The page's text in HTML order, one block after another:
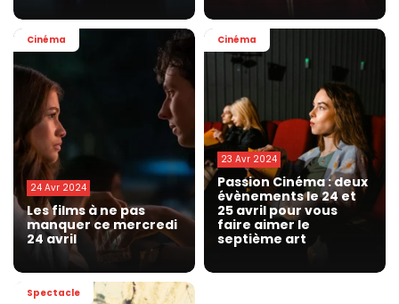
Cinéma
24 Avr 2024
Les films à ne pas
manquer ce mercredi
24 avril
Cinéma
23 Avr 2024
Passion Cinéma : deux
évènements le 24 et
25 avril pour vous
faire aimer le
septième art
Spectacle